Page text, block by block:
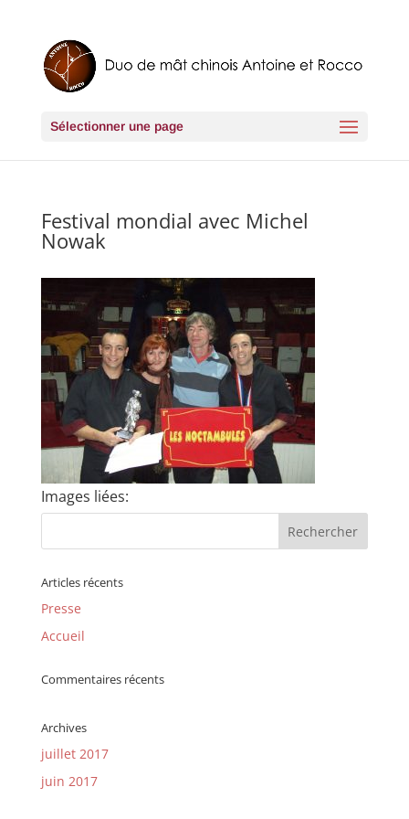
Sélectionner une page
Festival mondial avec Michel
Nowak
Images liées:
Articles récents
Presse
Accueil
Commentaires récents
Archives
juillet 2017
juin 2017